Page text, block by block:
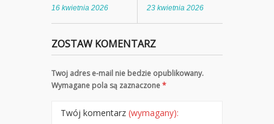
16 kwietnia 2026 23 kwietnia 2026
ZOSTAW KOMENTARZ
Twoj adres e-mail nie bedzie opublikowany.
Wymagane pola są zaznaczone*
Twój komentarz (wymagany):